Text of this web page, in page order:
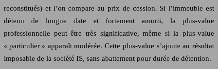
reconstitués) et l’on compare au prix de cession. Si l’immeuble est
détenu de longue date et fortement amorti, la plus-value
professionnelle peut être très significative, même si la plus-value
« particulier » apparaît modérée. Cette plus-value s’ajoute au résultat
imposable de la société IS, sans abattement pour durée de détention.